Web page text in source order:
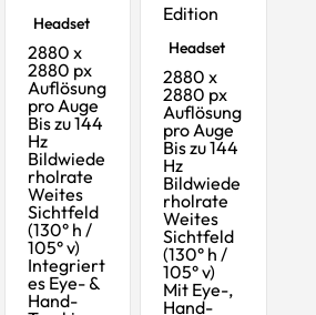
Headset
2880 x
2880 px
Auflösung
pro Auge
Bis zu 144
Hz
Bildwiede
rholrate
Weites
Sichtfeld
(130° h /
105° v)
Integriert
es Eye- &
Hand-
Edition
High-End-
Headset
2880 x
2880 px
Auflösung
pro Auge
Bis zu 144
Hz
Bildwiede
rholrate
Weites
Sichtfeld
(130° h /
105° v)
Mit Eye-,
Hand-